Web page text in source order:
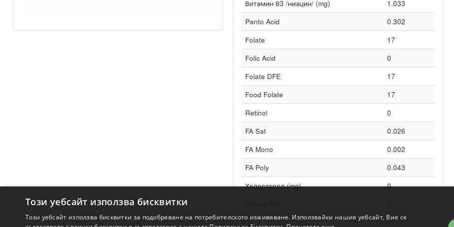
Витамин В3 /ниацин/ (mg)
1.033
Panto Acid
0.302
Folate
17
Folic Acid
0
Folate DFE
17
Food Folate
17
Retinol
0
FA Sat
0.026
FA Mono
0.002
FA Poly
0.043
Холестерол (mg)
0
Този уебсайт използва бисквитки
Този уебсайт използва бисквитки за подобряване на потребителското изживяване. Използвайки нашия уебсайт, Вие се